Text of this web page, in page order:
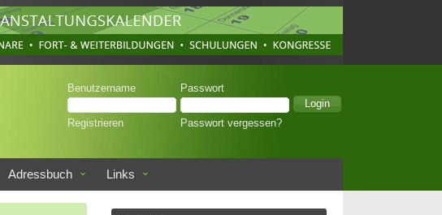
Benutzername Passwort
Registrieren Passwort vergessen?
Adressbuch Links